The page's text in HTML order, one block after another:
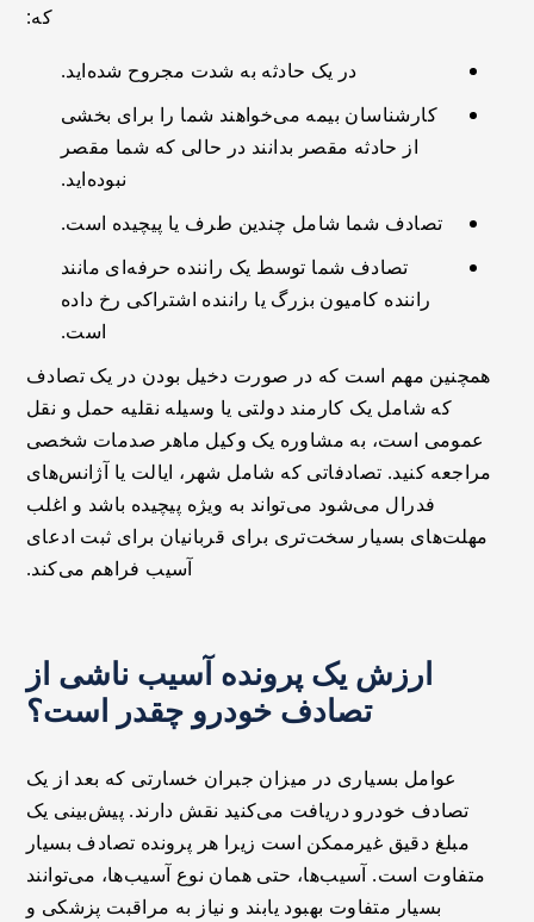
که:
در یک حادثه به شدت مجروح شده‌اید.
کارشناسان بیمه می‌خواهند شما را برای بخشی
از حادثه مقصر بدانند در حالی که شما مقصر
نبوده‌اید.
تصادف شما شامل چندین طرف یا پیچیده است.
تصادف شما توسط یک راننده حرفه‌ای مانند
راننده کامیون بزرگ یا راننده اشتراکی رخ داده
است.
همچنین مهم است که در صورت دخیل بودن در یک تصادف
که شامل یک کارمند دولتی یا وسیله نقلیه حمل و نقل
عمومی است، به مشاوره یک وکیل ماهر صدمات شخصی
مراجعه کنید. تصادفاتی که شامل شهر، ایالت یا آژانس‌های
فدرال می‌شود می‌تواند به ویژه پیچیده باشد و اغلب
مهلت‌های بسیار سخت‌تری برای قربانیان برای ثبت ادعای
آسیب فراهم می‌کند.
ارزش یک پرونده آسیب ناشی از
تصادف خودرو چقدر است؟
عوامل بسیاری در میزان جبران خسارتی که بعد از یک
تصادف خودرو دریافت می‌کنید نقش دارند. پیش‌بینی یک
مبلغ دقیق غیرممکن است زیرا هر پرونده تصادف بسیار
متفاوت است. آسیب‌ها، حتی همان نوع آسیب‌ها، می‌توانند
بسیار متفاوت بهبود یابند و نیاز به مراقبت پزشکی و